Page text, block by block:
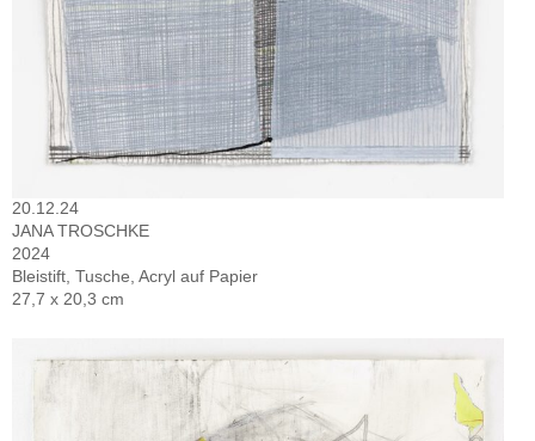
20.12.24
JANA TROSCHKE
2024
Bleistift, Tusche, Acryl auf Papier
27,7 x 20,3 cm